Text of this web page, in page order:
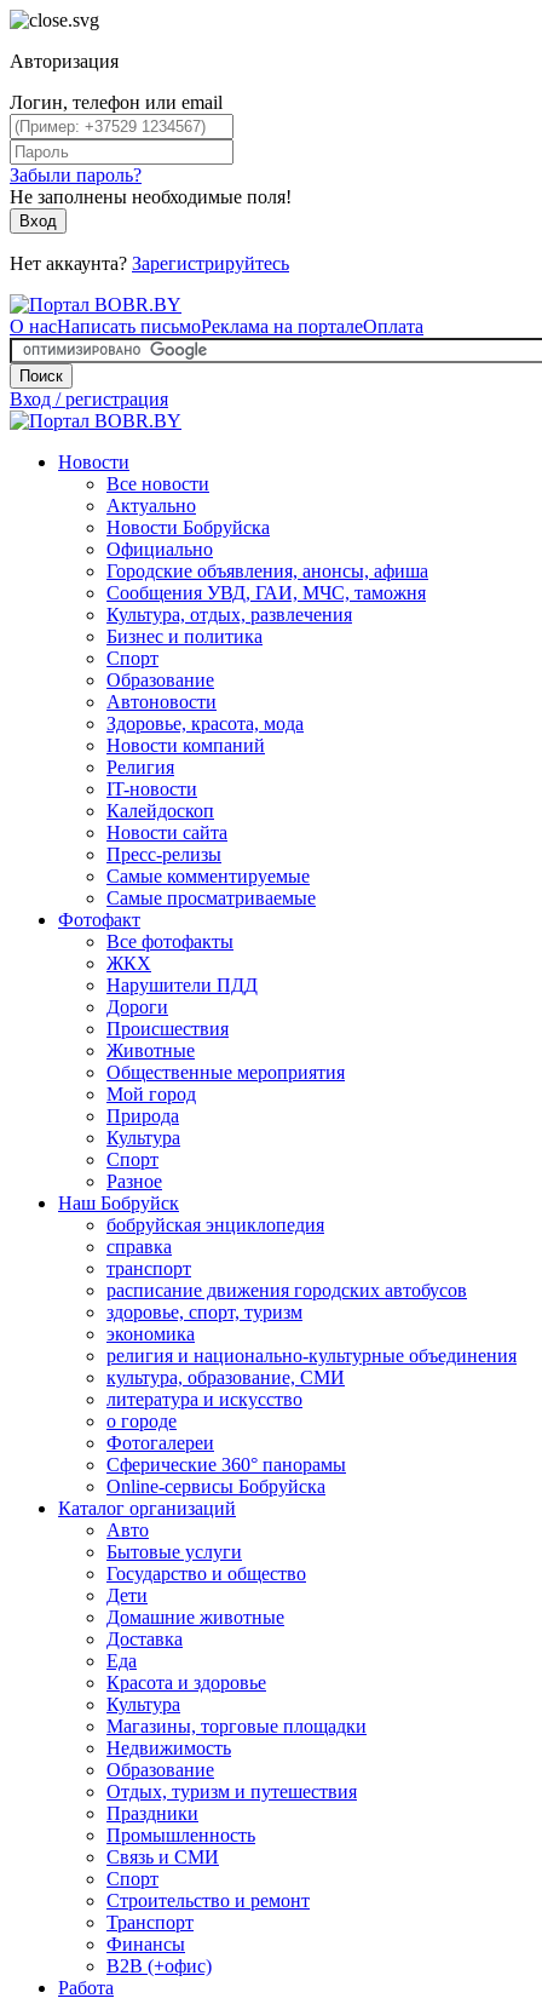
Авторизация
Логин, телефон или email
Забыли пароль?
Не заполнены необходимые поля!
Вход
Нет аккаунта? Зарегистрируйтесь
О насНаписать письмоРеклама на порталеОплата
Поиск
Вход / регистрация
Новости
Все новости
Актуально
Новости Бобруйска
Официально
Городские объявления, анонсы, афиша
Сообщения УВД, ГАИ, МЧС, таможня
Культура, отдых, развлечения
Бизнес и политика
Спорт
Образование
Автоновости
Здоровье, красота, мода
Новости компаний
Религия
IT-новости
Калейдоскоп
Новости сайта
Пресс-релизы
Самые комментируемые
Самые просматриваемые
Фотофакт
Все фотофакты
ЖКХ
Нарушители ПДД
Дороги
Происшествия
Животные
Общественные мероприятия
Мой город
Природа
Культура
Спорт
Разное
Наш Бобруйск
бобруйская энциклопедия
справка
транспорт
расписание движения городских автобусов
здоровье, спорт, туризм
экономика
религия и национально-культурные объединения
культура, образование, СМИ
литература и искусство
о городе
Фотогалереи
Сферические 360° панорамы
Online-сервисы Бобруйска
Каталог организаций
Авто
Бытовые услуги
Государство и общество
Дети
Домашние животные
Доставка
Еда
Красота и здоровье
Культура
Магазины, торговые площадки
Недвижимость
Образование
Отдых, туризм и путешествия
Праздники
Промышленность
Связь и СМИ
Спорт
Строительство и ремонт
Транспорт
Финансы
B2B (+офис)
Работа